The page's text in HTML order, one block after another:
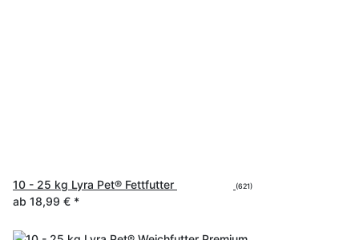
10 - 25 kg Lyra Pet® Fettfutter (621)
ab 18,99 € *